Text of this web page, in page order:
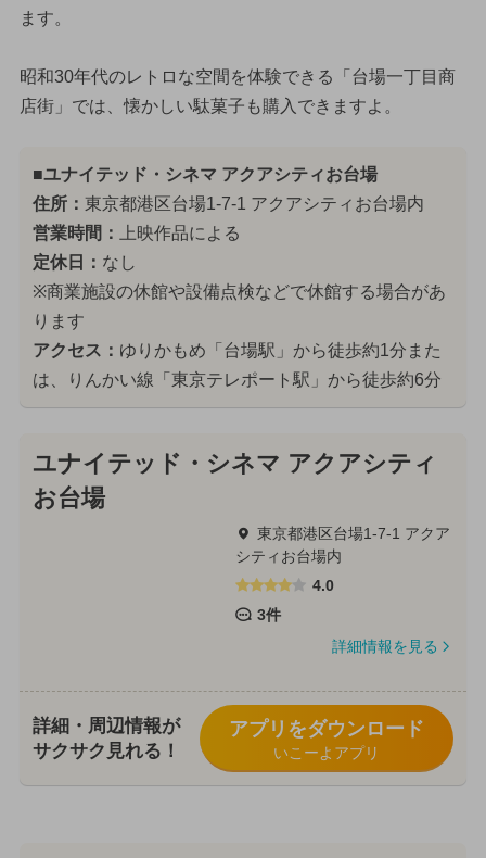
ます。
昭和30年代のレトロな空間を体験できる「台場一丁目商
店街」では、懐かしい駄菓子も購入できますよ。
■ユナイテッド・シネマ アクアシティお台場
住所： 東京都港区台場1-7-1 アクアシティお台場内
営業時間：
上映作品による
定休日： なし
※商業施設の休館や設備点検などで休館する場合があ
ります
アクセス： ゆりかもめ「台場駅」から徒歩約1分また
は、りんかい線「東京テレポート駅」から徒歩約6分
ユナイテッド・シネマ アクアシティ
お台場
東京都港区台場1-7-1 アクア
シティお台場内
4.0
3件
詳細情報を見る
詳細・周辺情報が
サクサク見れる！
アプリをダウンロード
いこーよアプリ